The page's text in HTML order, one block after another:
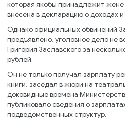
которая якобы принадлежит
внесена в декларацию о доходах
Однако официальных обвинений
предъявлено, уголовное дело не
Григория Заславского за
рублей.
Он не только получал зарплату
книги, заседал в жюри на
доковидные времена
публиковало сведения о
подведомственных структур.